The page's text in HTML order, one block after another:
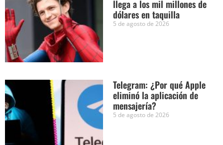
llega a los mil millones de
dólares en taquilla
5 de agosto de 2026
Telegram: ¿Por qué Apple
eliminó la aplicación de
mensajería?
5 de agosto de 2026